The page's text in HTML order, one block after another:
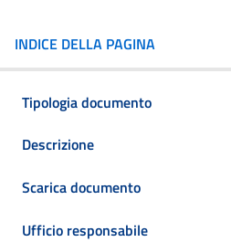
INDICE DELLA PAGINA
Tipologia documento
Descrizione
Scarica documento
Ufficio responsabile